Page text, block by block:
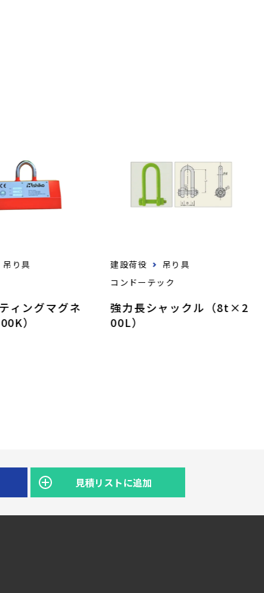
吊り具
ィングマグネ
）
建設荷役
吊り具
コンドーテック
強力長シャックル（8t×2
00L）
見積リストに追加